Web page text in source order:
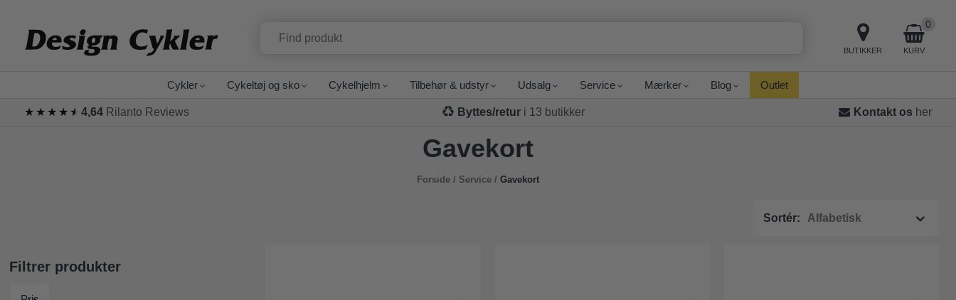
BUTIKKER KURV
0
Cykler Cykeltøj og sko Cykelhjelm Tilbehør & udstyr Udsalg Service Mærker Blog Outlet
★★★★★
★★★★★ 4,64Rilanto Reviews Byttes/retur i 13 butikker Kontakt os her
Gavekort
Forside / Service / Gavekort
Sortér:
Filtrer produkter